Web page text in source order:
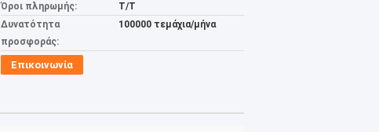
Όροι πληρωμής:
Τ/Τ
Δυνατότητα
προσφοράς:
100000 τεμάχια/μήνα
Επικοινωνία